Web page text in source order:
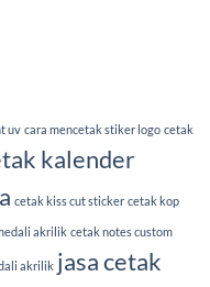
uv cara mencetak stiker logo cetak
kalender
cetak kiss cut sticker cetak kop
akrilik cetak notes custom
akrilik jasa cetak